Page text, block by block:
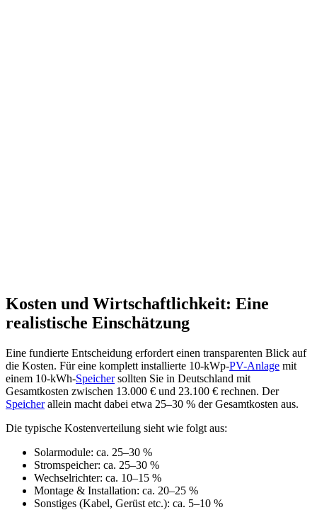
Kosten und Wirtschaftlichkeit: Eine
realistische Einschätzung
Eine fundierte Entscheidung erfordert einen transparenten Blick auf
die Kosten. Für eine komplett installierte 10-kWp-PV-Anlage mit
einem 10-kWh-Speichersollten Sie in Deutschland mit
Gesamtkosten zwischen 13.000 € und 23.100 € rechnen. Der
Speicherallein macht dabei etwa 25–30 % der Gesamtkosten aus.
Die typische Kostenverteilung sieht wie folgt aus:
Solarmodule: ca. 25–30 %
Stromspeicher: ca. 25–30 %
Wechselrichter: ca. 10–15 %
Montage & Installation: ca. 20–25 %
Sonstiges (Kabel, Gerüst etc.): ca. 5–10 %